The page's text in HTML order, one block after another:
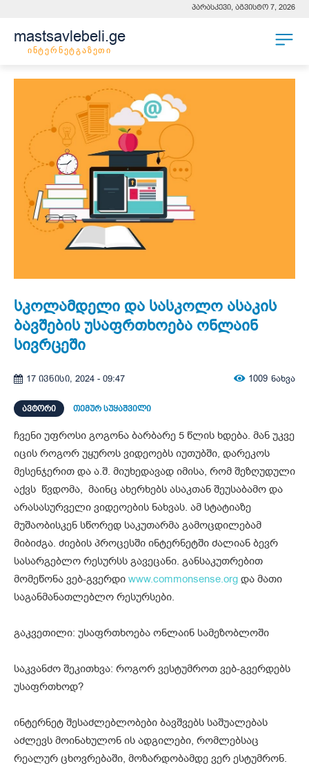
პარასკევი, აგვისტო 7, 2026
mastsavlebeli.ge
ინტერნეტგაზეთი
სკოლამდელი და სასკოლო ასაკის
ბავშების უსაფრთხოება ონლაინ
სივრცეში
17 ივნისი, 2024 - 09:47 1009 ნახვა
ᲐᲕᲢᲝᲠᲘ თემურ სუყაშვილი
ჩვენი უფროსი გოგონა ბარბარე 5 წლის ხდება. მან უკვე
იცის როგორ უყუროს ვიდეოებს იუთუბში, დარეკოს
მესენჯერით და ა.შ. მიუხედავად იმისა, რომ შეზღუდული
აქვს წვდომა, მაინც ახერხებს ასაკთან შეუსაბამო და
არასასურველი ვიდეოების ნახვას. ამ სტატიაზე
მუშაობისკენ სწორედ საკუთარმა გამოცდილებამ
მიბიძგა. ძიების პროცესში ინტერნეტში ძალიან ბევრ
სასარგებლო რესურსს გავეცანი. განსაკუთრებით
მომეწონა ვებ-გვერდი www.commonsense.org და მათი
საგანმანათლებლო რესურსები.
გაკვეთილი: უსაფრთხოება ონლაინ სამეზობლოში
საკვანძო შეკითხვა: როგორ ვესტუმროთ ვებ-გვერდებს
უსაფრთხოდ?
ინტერნეტ შესაძლებლობები ბავშვებს საშუალებას
აძლევს მოინახულონ ის ადგილები, რომლებსაც
რეალურ ცხოვრებაში, მოზარდობამდე ვერ ესტუმრონ.